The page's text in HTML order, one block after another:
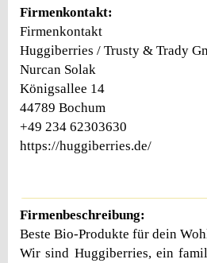
Firmenkontakt:
Firmenkontakt
Huggiberries / Trusty & Trady
Nurcan Solak
Königsallee 14
44789 Bochum
+49 234 62303630
https://huggiberries.de/
Firmenbeschreibung:
Beste Bio-Produkte für dein
Wir sind Huggiberries, ein